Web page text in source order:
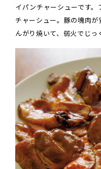
イパンチャーシューです
チャーシュー。豚の塊肉
んがり焼いて、弱火でじっ